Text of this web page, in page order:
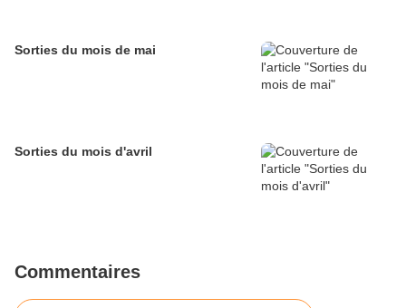
Sorties du mois de mai
Sorties du mois d'avril
Commentaires